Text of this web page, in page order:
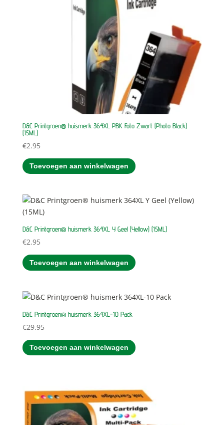
D&C Printgroen® huismerk 364XL PBK Foto Zwart (Photo Black)
(15ML)
€2.95
Toevoegen aan winkelwagen
D&C Printgroen® huismerk 364XL Y Geel (Yellow) (15ML)
€2.95
Toevoegen aan winkelwagen
D&C Printgroen® huismerk 364XL-10 Pack
€29.95
Toevoegen aan winkelwagen